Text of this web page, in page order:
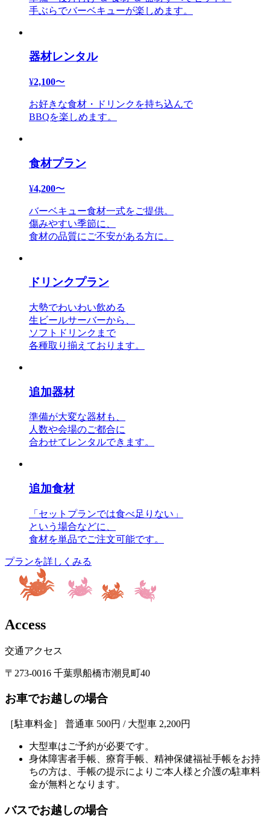
手ぶらでバーベキューが楽しめます。
器材レンタル
¥2,100〜
お好きな食材・ドリンクを持ち込んで
BBQを楽しめます。
食材プラン
¥4,200〜
バーベキュー食材一式をご提供。
傷みやすい季節に、
食材の品質にご不安がある方に。
ドリンクプラン
大勢でわいわい飲める
生ビールサーバーから、
ソフトドリンクまで
各種取り揃えております。
追加器材
準備が大変な器材も、
人数や会場のご都合に
合わせてレンタルできます。
追加食材
「セットプランでは食べ足りない」
という場合などに、
食材を単品でご注文可能です。
プランを詳しくみる
Access
交通アクセス
〒273-0016 千葉県船橋市潮見町40
お車でお越しの場合
［駐車料金］ 普通車 500円 / 大型車 2,200円
大型車はご予約が必要です。
身体障害者手帳、療育手帳、精神保健福祉手帳をお持
ちの方は、手帳の提示によりご本人様と介護の駐車料
金が無料となります。
バスでお越しの場合